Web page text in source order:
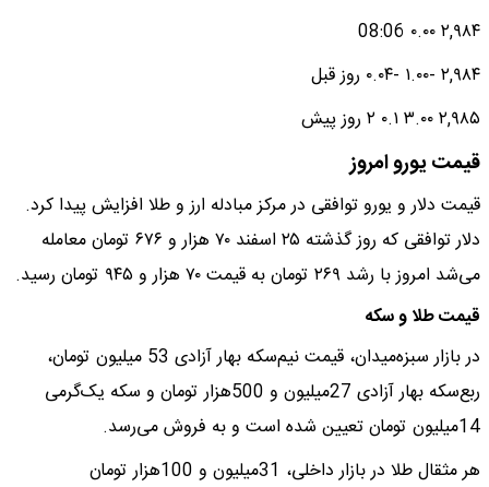
۲,۹۸۴ ۰.۰۰ 08:06
۲,۹۸۴ -۱.۰۰ -۰.۰۴ روز قبل
۲,۹۸۵ ۳.۰۰ ۰.۱ ۲ روز پیش
قیمت یورو امروز
قیمت دلار و یورو توافقی در مرکز مبادله ارز و طلا افزایش پیدا کرد.
دلار توافقی که روز گذشته ۲۵ اسفند ۷۰ هزار و ۶۷۶ تومان معامله
می‌شد امروز با رشد ۲۶۹ تومان به قیمت ۷۰ هزار و ۹۴۵ تومان رسید.
قیمت طلا و سکه
در بازار سبزه‌میدان، قیمت نیم‌سکه بهار آزادی 53 میلیون تومان،
ربع‌سکه بهار آزادی 27میلیون و 500هزار تومان و سکه یک‌گرمی
14میلیون تومان تعیین شده است و به فروش می‌رسد.
هر مثقال طلا در بازار داخلی، 31میلیون و 100هزار تومان